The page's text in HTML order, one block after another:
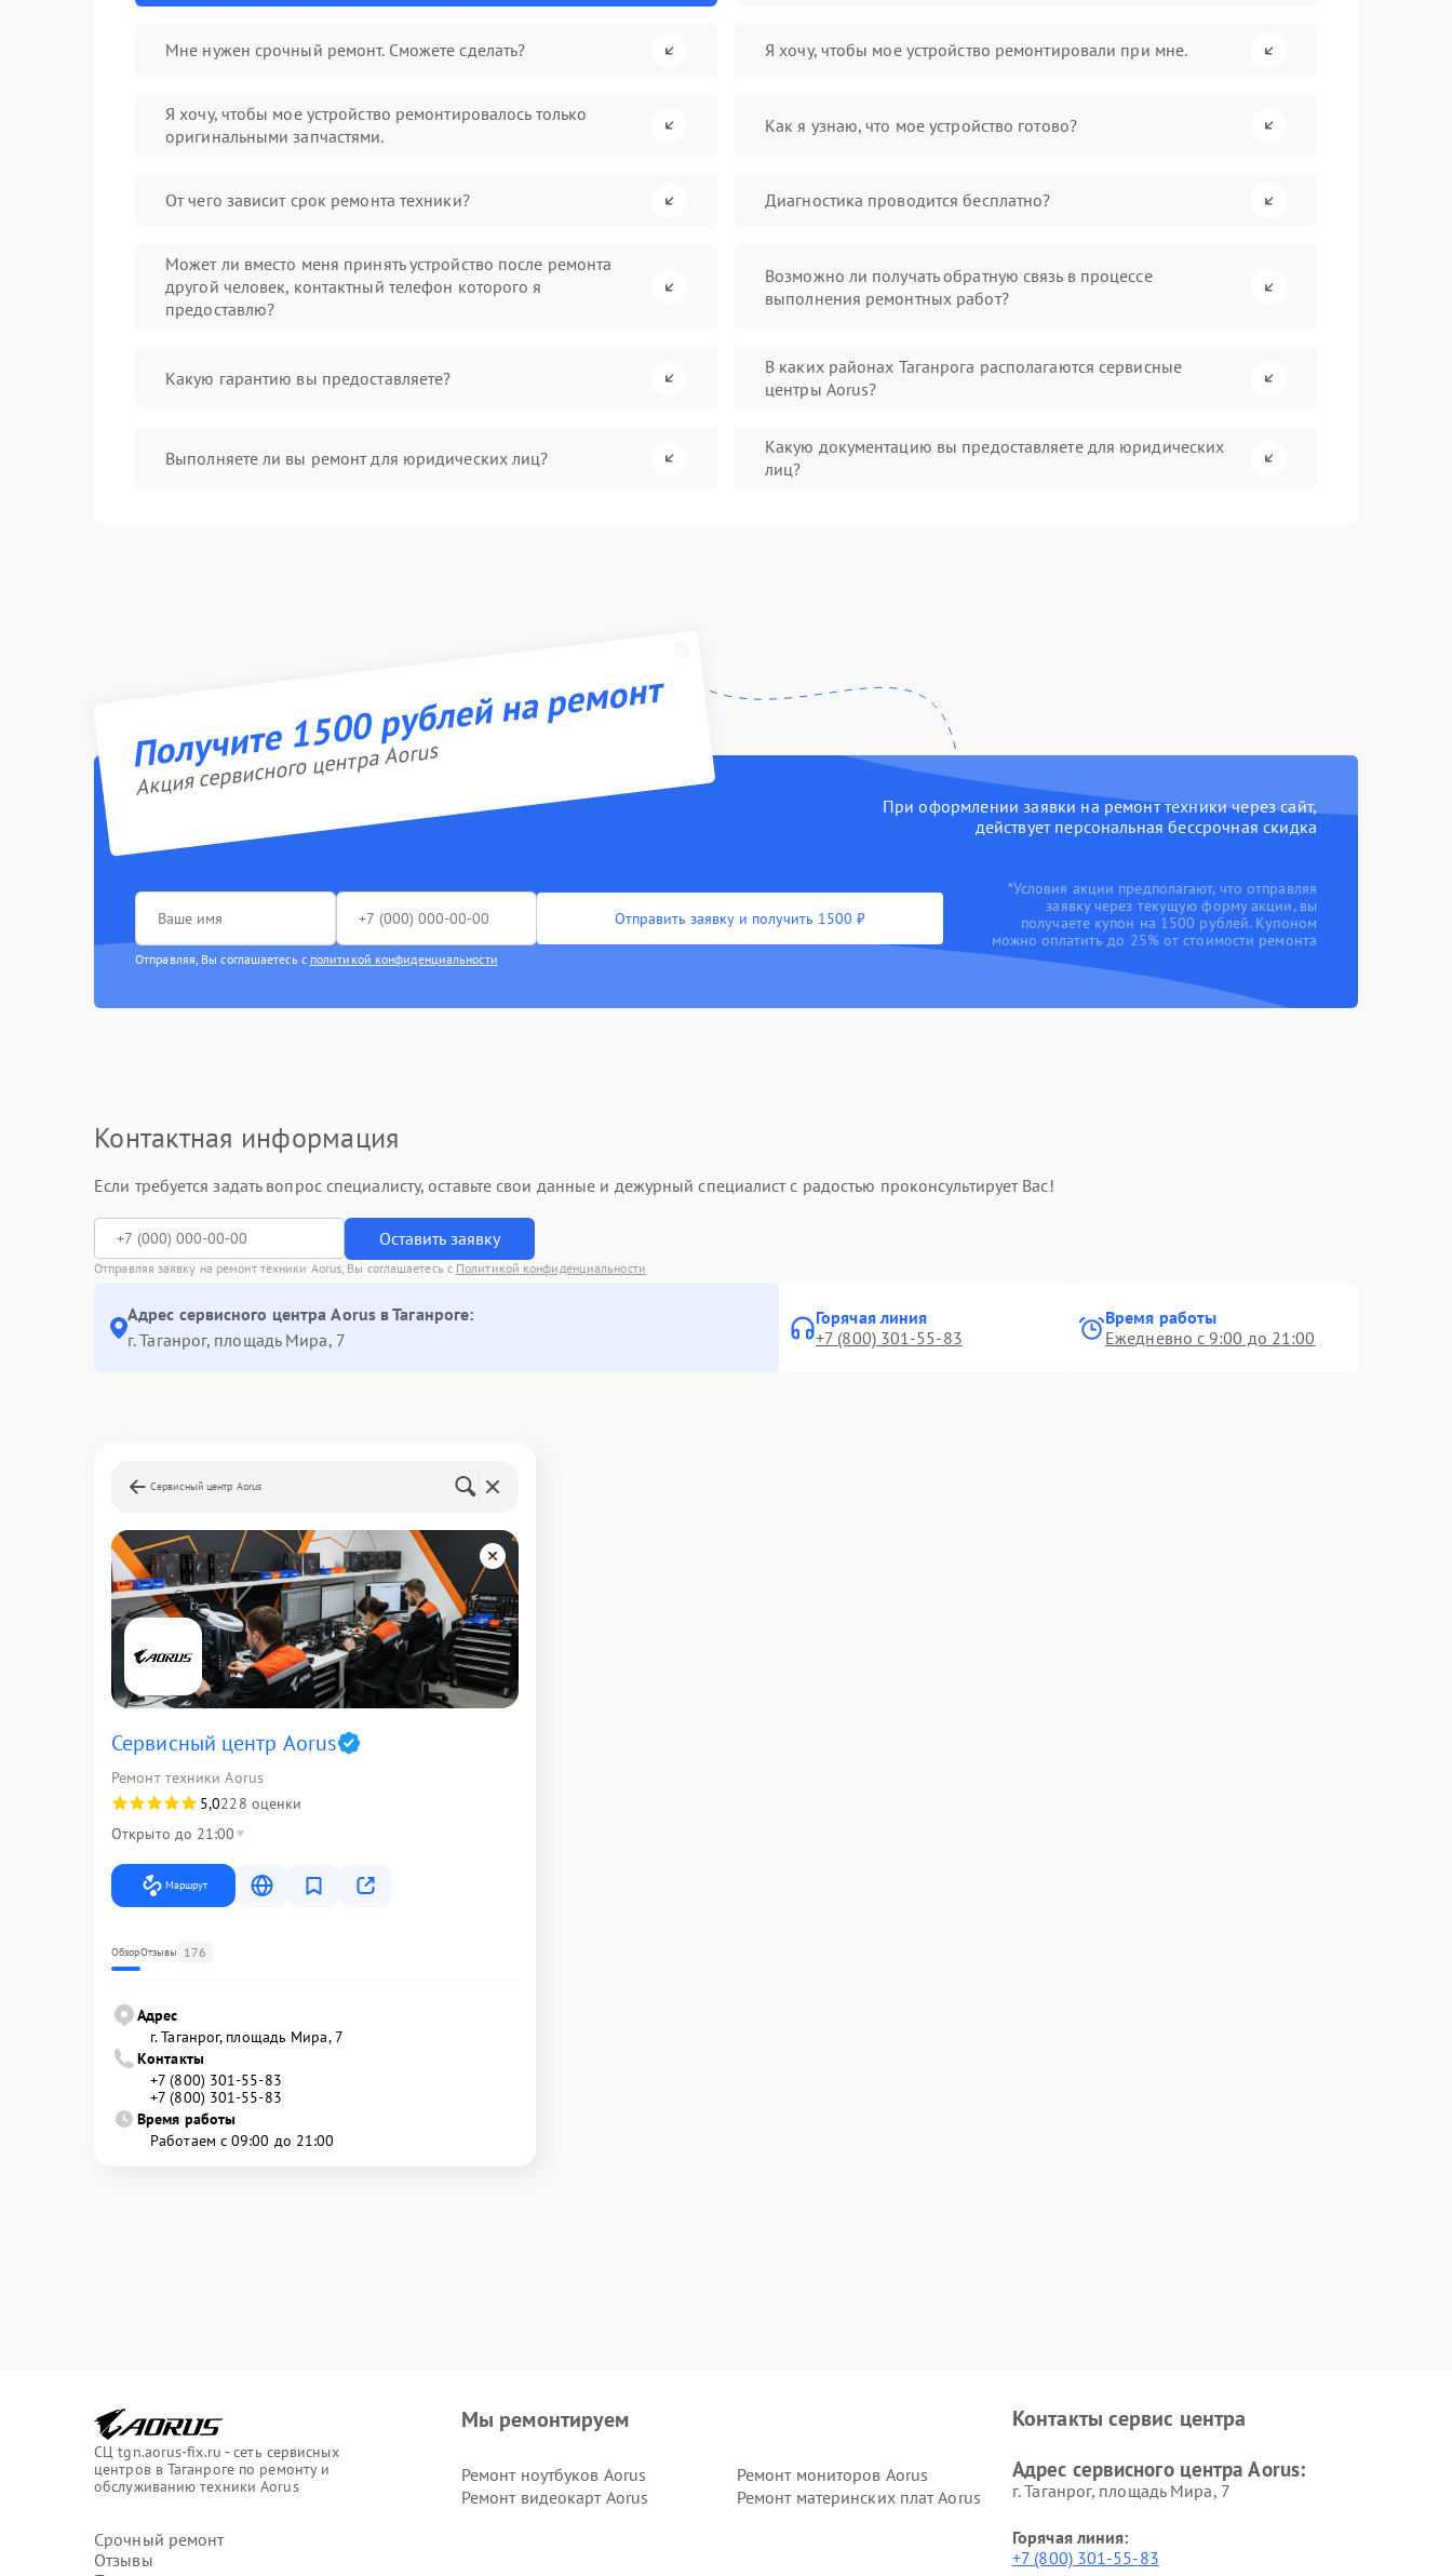
Мне нужен срочный ремонт. Сможете сделать? Я хочу, чтобы мое устройство ремонтировали при мне.
Я хочу, чтобы мое устройство ремонтировалось только
оригинальными запчастями.
Как я узнаю, что мое устройство готово?
От чего зависит срок ремонта техники? Диагностика проводится бесплатно?
Может ли вместо меня принять устройство после ремонта
другой человек, контактный телефон которого я
предоставлю?
Возможно ли получать обратную связь в процессе
выполнения ремонтных работ?
Какую гарантию вы предоставляете?
В каких районах Таганрога располагаются сервисные
центры Aorus?
Выполняете ли вы ремонт для юридических лиц?
Какую документацию вы предоставляете для юридических
лиц?
Получите 1500 рублей на ремонт
Акция сервисного центра Aorus
При оформлении заявки на ремонт техники через сайт,
действует персональная бессрочная скидка
Отправить заявку и получить 1500 ₽
Отправляя, Вы соглашаетесь с политикой конфиденциальности
*Условия акции предполагают, что отправляя
заявку через текущую форму акции, вы
получаете купон на 1500 рублей. Купоном
можно оплатить до 25% от стоимости ремонта
Контактная информация
Если требуется задать вопрос специалисту, оставьте свои данные и дежурный специалист с радостью проконсультирует Вас!
Оставить заявку
Отправляя заявку на ремонт техники Aorus, Вы соглашаетесь с Политикой конфиденциальности
Адрес сервисного центра Aorus в Таганроге:
г. Таганрог, площадь Мира, 7
Горячая линия
+7 (800) 301-55-83
Время работы
Ежедневно с 9:00 до 21:00
Сервисный центр Aorus
Сервисный центр Aorus
Ремонт техники Aorus
5,0228 оценки
Открыто до 21:00
Маршрут
ОбзорОтзывы 176
Адрес
г. Таганрог, площадь Мира, 7
Контакты
+7 (800) 301-55-83
+7 (800) 301-55-83
Время работы
Работаем с 09:00 до 21:00
СЦ tgn.aorus-fix.ru - сеть сервисных
центров в Таганроге по ремонту и
обслуживанию техники Aorus
Срочный ремонт
Отзывы
Мы ремонтируем
Ремонт ноутбуков Aorus
Ремонт мониторов Aorus
Ремонт видеокарт Aorus
Ремонт материнских плат Aorus
Контакты сервис центра
Адрес сервисного центра Aorus:
г. Таганрог, площадь Мира, 7
Горячая линия:
+7 (800) 301-55-83